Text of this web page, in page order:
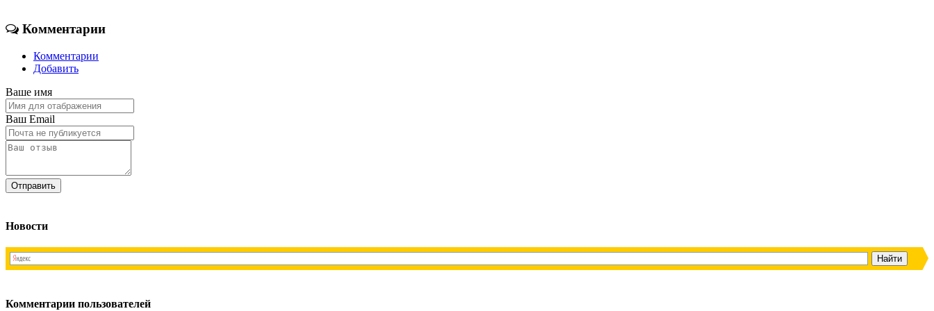
Комментарии
Комментарии
Добавить
Ваше имя
Ваш Email
Новости
Комментарии пользователей